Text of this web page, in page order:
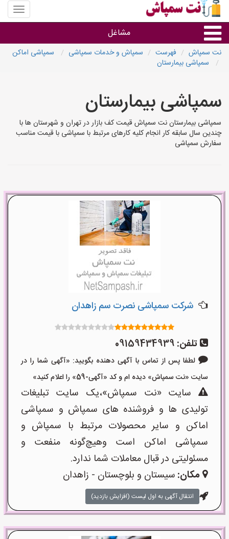
منوی
سایت
مشاغل
استان ها
نت سمپاش فهرست سمپاش و خدمات سمپاشی
سمپاشی اماکن
سمپاشی بیمارستان
سمپاشی بیمارستان
سمپاشی بیمارستان نت سمپاش قیمت کف بازار در تهران و شهرستان ها با
چندین سال سابقه کار انجام کلیه کارهای مرتبط با سمپاشی با قیمت مناسب
سفارش سمپاشی
شرکت سمپاشی نصرت سم زاهدان
تلفن: 09159434939
لطفا پس از تماس با آگهی دهنده بگویید: «آگهی شما را در
سایت «نت سمپاش» دیده ام و کد «آگهی-59» را اعلام کنید»
سایت «نت سمپاش»،یک سایت تبلیغات
تولیدی ها و فروشنده های سمپاش و سمپاشی
اماکن و سایر محصولات مرتبط با سمپاش و
سمپاشی اماکن است وهیچ‌گونه منفعت و
مسئولیتی در قبال معاملات شما ندارد.
مکان: سیستان و بلوچستان - زاهدان
انتقال آگهی به اول لیست (افزایش بازدید)